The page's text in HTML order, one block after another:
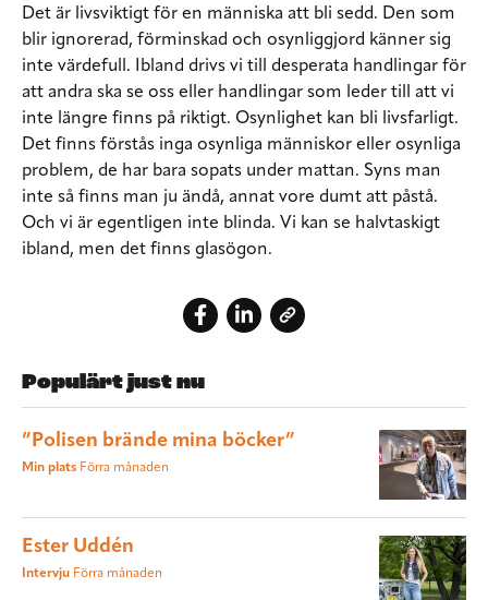
Det är livsviktigt för en människa att bli sedd. Den som
blir ignorerad, förminskad och osynliggjord känner sig
inte värdefull. Ibland drivs vi till desperata handlingar för
att andra ska se oss eller handlingar som leder till att vi
inte längre finns på riktigt. Osynlighet kan bli livsfarligt.
Det finns förstås inga osynliga människor eller osynliga
problem, de har bara sopats under mattan. Syns man
inte så finns man ju ändå, annat vore dumt att påstå.
Och vi är egentligen inte blinda. Vi kan se halvtaskigt
ibland, men det finns glasögon.
Populärt just nu
”Polisen brände mina böcker”
Min plats Förra månaden
Ester Uddén
Intervju Förra månaden